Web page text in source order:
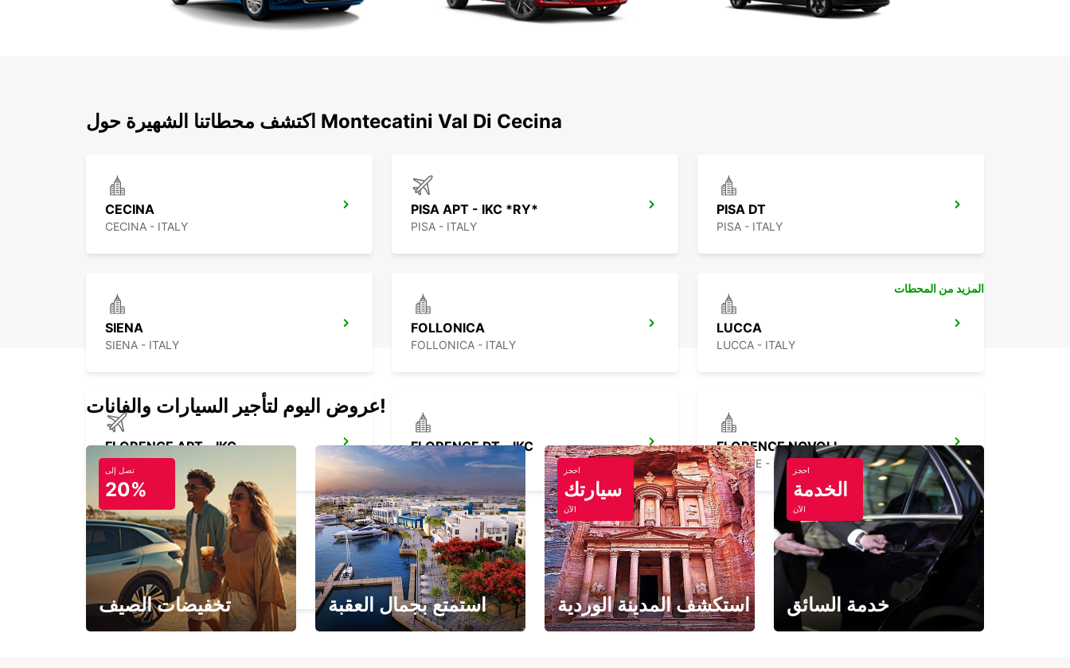
اكتشف محطاتنا الشهيرة حول Montecatini Val Di Cecina
CECINA
CECINA - ITALY
PISA APT - IKC *RY*
PISA - ITALY
PISA DT
PISA - ITALY
SIENA
SIENA - ITALY
FOLLONICA
FOLLONICA - ITALY
LUCCA
LUCCA - ITALY
FLORENCE APT - IKC
FIRENZE - ITALY
FLORENCE DT - IKC
FIRENZE - ITALY
FLORENCE NOVOLI
FIRENZE - ITALY
AREZZO
AREZZO - ITALY
المزيد من المحطات
عروض اليوم لتأجير السيارات والفانات!
تصل إلى
20%
تخفيضات الصيف استمتع بجمال العقبة
احجز
سيارتك
الآن
استكشف المدينة الوردية
احجز
الخدمة
الآن
خدمة السائق